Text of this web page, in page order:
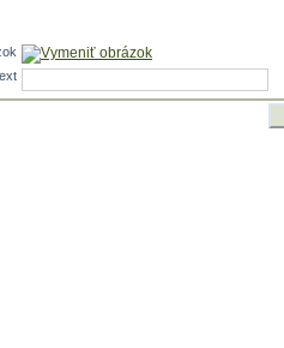
Vymeniť obrázok